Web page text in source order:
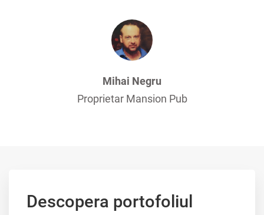
Mihai Negru
Proprietar Mansion Pub
Descopera portofoliul